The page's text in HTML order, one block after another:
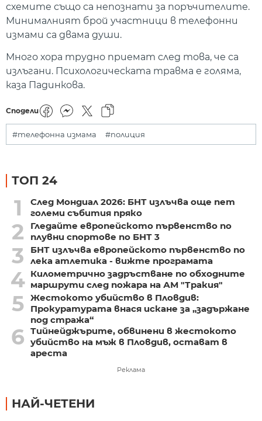
схемите също са непознати за поръчителите.
Минималният брой участници в телефонни
измами са двама души.
Много хора трудно приемат след това, че са
излъгани. Психологическата травма е голяма,
каза Падинкова.
Сподели
#телефонна измама #полиция
ТОП 24
1
След Мондиал 2026: БНТ излъчва още пет
големи събития пряко
2
Гледайте европейското първенство по
плувни спортове по БНТ 3
3
БНТ излъчва европейското първенство по
лека атлетика - вижте програмата
4 Километрично задръстване по обходните
маршрути след пожара на АМ "Тракия"
5 Жестокото убийство в Пловдив:
Прокуратурата внася искане за „задържане
под стража“
6 Тийнейджърите, обвинени в жестокото
убийство на мъж в Пловдив, остават в
ареста
Реклама
НАЙ-ЧЕТЕНИ